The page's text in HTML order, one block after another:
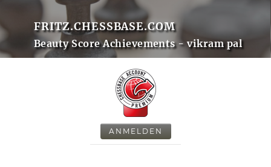
FRITZ.CHESSBASE.COM
Beauty Score Achievements - vikram pal
ANMELDEN